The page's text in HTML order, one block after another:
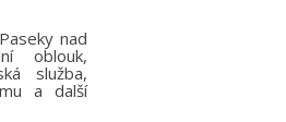
nad
oblouk,
služba,
a další